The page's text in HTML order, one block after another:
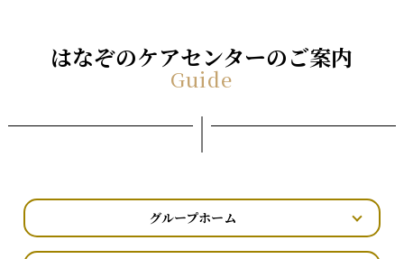
はなぞのケアセンターのご案内
Guide
グループホーム